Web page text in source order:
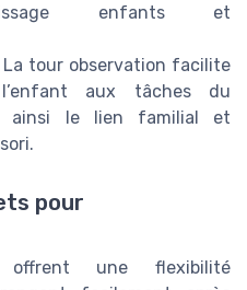
enfants et
La tour observation facilite
aux tâches du
ainsi le lien familial et
pour
offrent une flexibilité